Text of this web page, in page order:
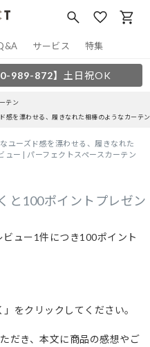
サービス 特集
989-872】 土日祝OK
テン
感を漂わせる、履きなれた相棒のようなカーテ
ユーズド感を漂わせる、履きなれた
ー | パーフェクトスペースカーテン
と100ポイントプレゼン
ュー1件につき100ポイント
をクリックしてください。
だき、本文に商品の感想やご